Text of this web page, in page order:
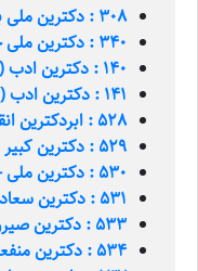
308 : دکترین ملی بیع جمهوری اسلامی در افق 1414
340 : دکترین ملی حساب‌داری جمهوری اسلامی در افق 1414
140 : دکترین ادب (1)
141 : دکترین ادب (2)
528 : ابردکترین انقلاب اسلامی
529 : دکترین کبیر انقلاب اسلامی
530 : دکترین ملی - دکترین بزرگ
531 : دکترین سعادت - دکترین امنیت
533 : دکترین صیرورت و تعالی
534 : دکترین منفعت و فلاح